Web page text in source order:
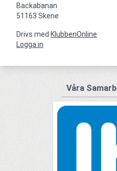
Backabanan
51163 Skene
Drivs med KlubbenOnline
Logga in
Våra